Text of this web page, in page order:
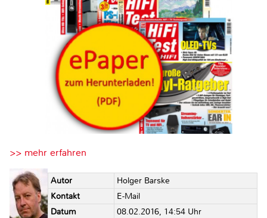
>> mehr erfahren
Autor
Holger Barske
Kontakt
E-Mail
Datum
08.02.2016, 14:54 Uhr